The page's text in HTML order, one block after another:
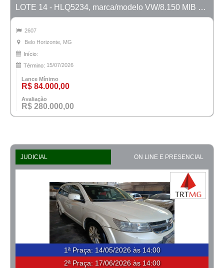
LOTE 14 - HLQ5234, marca/modelo VW/8.150 MIB Metropolis, ano 2011/2012
2607
Belo Horizonte, MG
Início:
Término: 15/07/2026
Lance Mínimo
R$ 84.000,00
Avaliação
R$ 280.000,00
JUDICIAL ON LINE E PRESENCIAL
1ª Praça: 14/05/2026 às 14:00
2ª Praça: 17/06/2026 às 14:00